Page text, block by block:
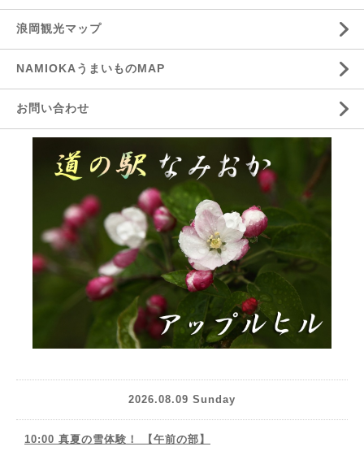
浪岡観光マップ
NAMIOKAうまいものMAP
お問い合わせ
2026.08.09 Sunday
10:00 真夏の雪体験！ 【午前の部】